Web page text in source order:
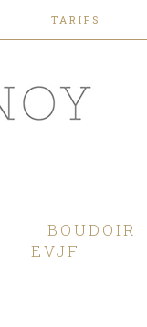
TARIFS
BOUDOIR
EVJF